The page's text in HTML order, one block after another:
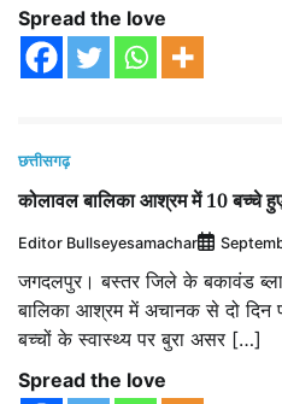
Spread the love
छत्तीसगढ़
कोलावल बालिका आश्रम में 10 बच्चे
Editor Bullseyesamachar
जगदलपुर। बस्तर जिले के बकावंड
बालिका आश्रम में अचानक से दो दिन
बच्चों के स्वास्थ्य पर बुरा असर […]
Spread the love